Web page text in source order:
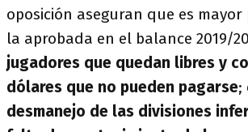
oposición aseguran que es mayor
la aprobada en el balance 2019/
jugadores que quedan libres y
dólares que no pueden pagarse;
desmanejo de las divisiones